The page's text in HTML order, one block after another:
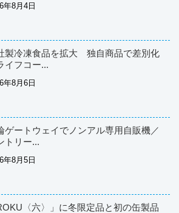
年8月4日
製冷凍食品を拡大 独自商品で差別化
イフコー...
年8月6日
ゲートウェイでノンアル専用自販機／
トリー...
年8月5日
〈六〉」に冬限定品と初の缶製品